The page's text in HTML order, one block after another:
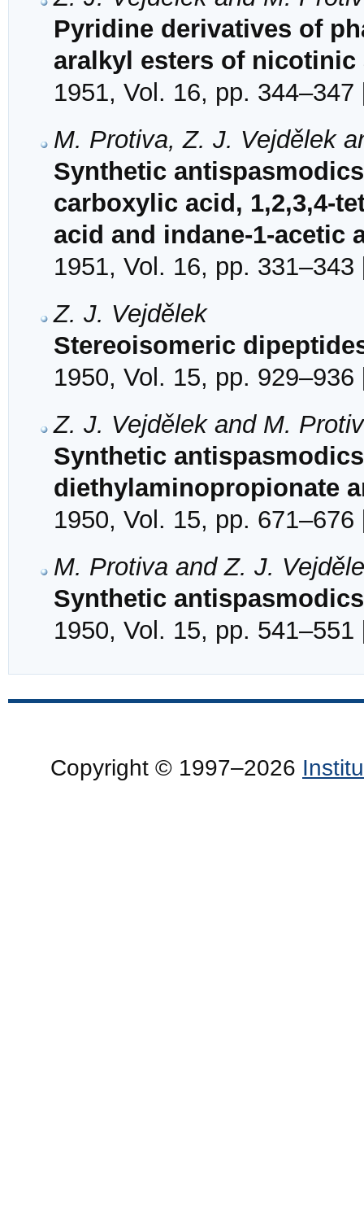
Pyridine derivatives of
aralkyl esters of nicotinic
1951, Vol. 16, pp. 344–347
M. Protiva, Z. J. Vejdělek
Synthetic
carboxylic acid, 1,2,3,4-
acid and indane-1-acetic
1951, Vol. 16, pp. 331–343
Z. J. Vejdělek
Stereoisomeric
1950, Vol. 15, pp. 929–936
Z. J. Vejdělek and M.
Synthetic
diethylaminopropionate
1950, Vol. 15, pp. 671–676
M. Protiva and Z. J.
Synthetic
1950, Vol. 15, pp. 541–551
Copyright © 1997–2026